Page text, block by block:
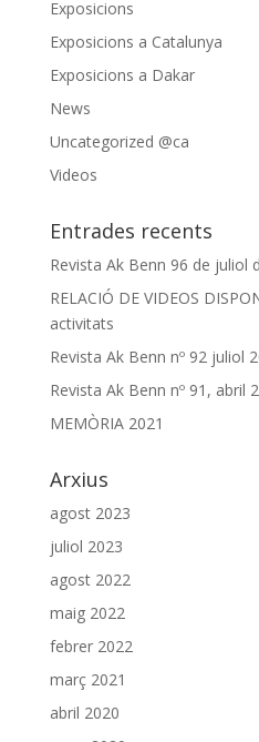
Exposicions
Exposicions a Catalunya
Exposicions a Dakar
News
Uncategorized @ca
Videos
Entrades recents
Revista Ak Benn 96 de juliol
RELACIÓ DE VIDEOS
activitats
Revista Ak Benn nº 92 juliol
Revista Ak Benn nº 91, abril
MEMÒRIA 2021
Arxius
agost 2023
juliol 2023
agost 2022
maig 2022
febrer 2022
març 2021
abril 2020